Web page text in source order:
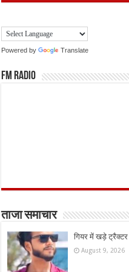
Powered by Translate
FM Radio
ताजा समाचार
गियर में खड़े
August 9, 2026